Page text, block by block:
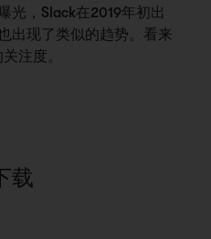
光，Slack在2019年初出
出现了类似的趋势。看来
注度。
载